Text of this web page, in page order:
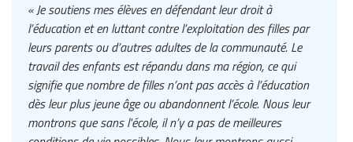
« Je soutiens mes élèves en défendant leur droit à
l’éducation et en luttant contre l’exploitation des filles par
leurs parents ou d’autres adultes de la communauté. Le
travail des enfants est répandu dans ma région, ce qui
signifie que nombre de filles n’ont pas accès à l’éducation
dès leur plus jeune âge ou abandonnent l’école. Nous leur
montrons que sans l'école, il n’y a pas de meilleures